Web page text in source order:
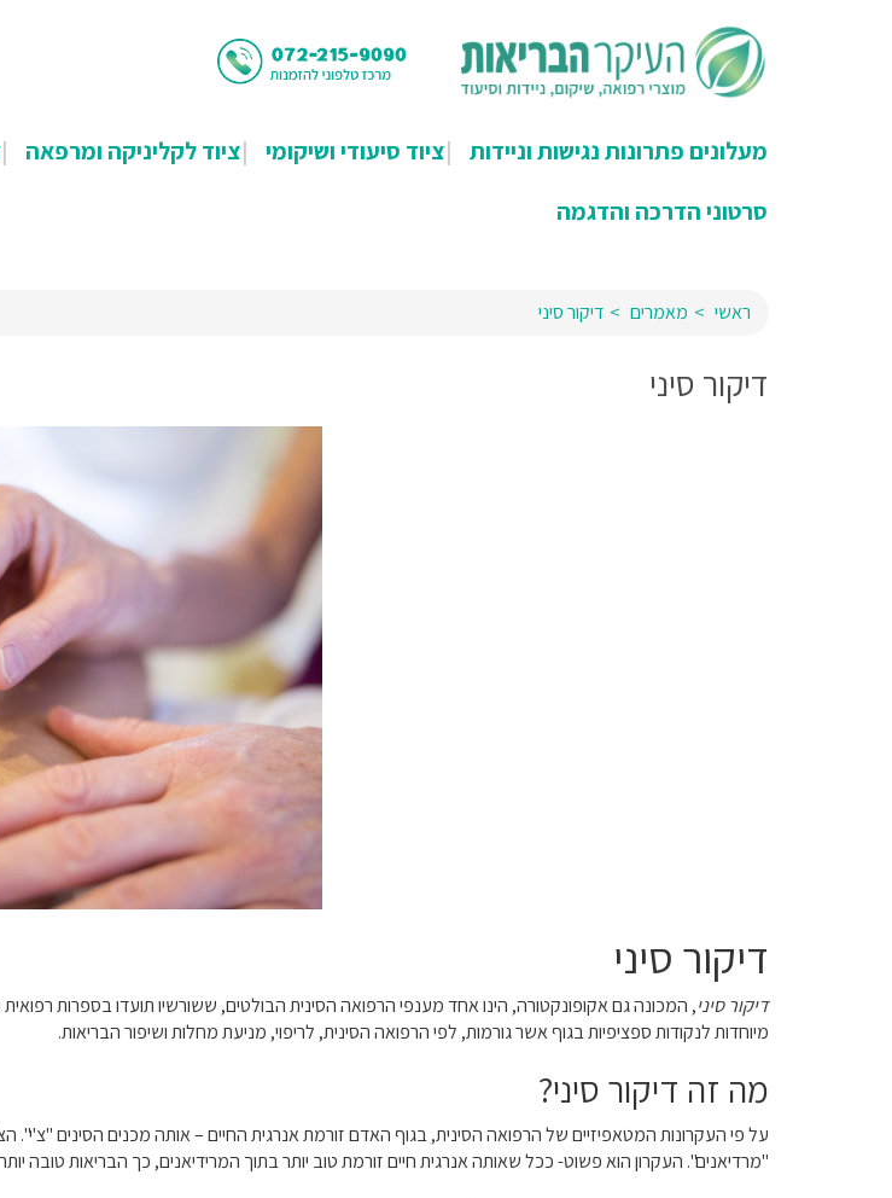
מעלונים פתרונות נגישות וניידות ציוד סיעודי ושיקומי ציוד לקליניקה ומרפאה
סרטוני הדרכה והדגמה
ראשי מאמרים דיקור סיני
דיקור סיני
דיקור סיני
דיקור סיני
מיוחדות לנקודות ספציפיות בגוף אשר גורמות, לפי הרפואה הסינית, לריפוי, מניעת מחלות ושיפור הבריאות.
מה זה דיקור סיני?
על פי העקרונות המטאפיזיים של הרפואה הסינית, בגוף האדם זורמת אנרגית החיים – אותה מכנים הסינים "צ'י".
"מרדיאנים". העקרון הוא פשוט- ככל שאותה אנרגית חיים זורמת טוב יותר בתוך המרידיאנים, כך הבריאות טובה יותר